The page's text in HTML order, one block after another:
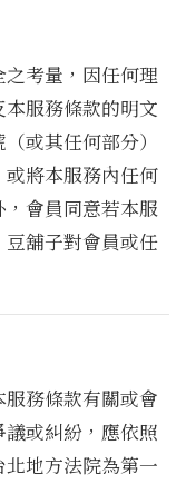
考量，因任何理
服務條款的明文
或其任何部分）
將本服務內任何
，會員同意若本服
舖子對會員或任
務條款有關或會
或糾紛，應依照
地方法院為第一